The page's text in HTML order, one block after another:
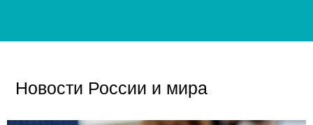
Новости России и мира